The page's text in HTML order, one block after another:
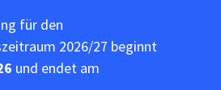
für den
2026/27 beginnt
und endet am